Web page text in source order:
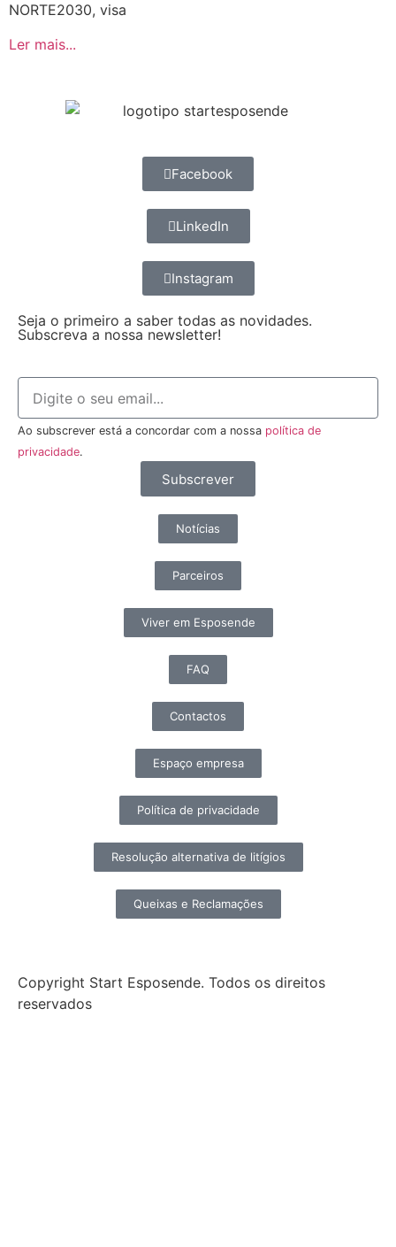
NORTE2030, visa
Ler mais...
Facebook
LinkedIn
Instagram
Seja o primeiro a saber todas as novidades.
Subscreva a nossa newsletter!
Ao subscrever está a concordar com a nossa política de
privacidade.
Subscrever
Notícias
Parceiros
Viver em Esposende
FAQ
Contactos
Espaço empresa
Política de privacidade
Resolução alternativa de litígios
Queixas e Reclamações
Copyright Start Esposende. Todos os direitos
reservados